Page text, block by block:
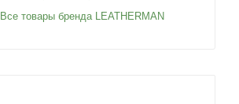
Все товары бренда LEATHERMAN